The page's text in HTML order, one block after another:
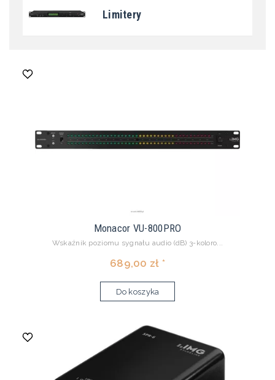
Limitery
Monacor VU-800PRO
Wskaźnik poziomu sygnału audio (dB) 3-koloro...
689,00 zł *
Do koszyka